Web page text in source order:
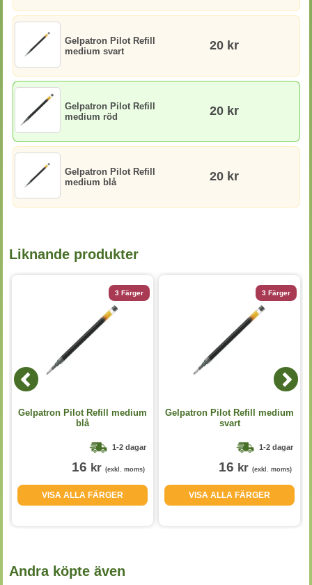
Gelpatron Pilot Refill
medium svart
20 kr
Gelpatron Pilot Refill
medium röd
20 kr
Gelpatron Pilot Refill
medium blå
20 kr
Liknande produkter
3 Färger
Gelpatron Pilot Refill medium
blå
1-2 dagar
16 kr (exkl. moms)
VISA ALLA FÄRGER
3 Färger
Gelpatron Pilot Refill medium
svart
1-2 dagar
16 kr (exkl. moms)
VISA ALLA FÄRGER
Andra köpte även